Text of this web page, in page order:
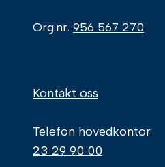
Org.nr. 956 567 270
Kontakt oss
Telefon hovedkontor
23 29 90 00